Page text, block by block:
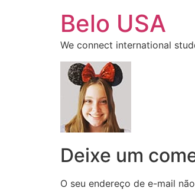
Belo USA
We connect international
Deixe um
O seu endereço de e-mail